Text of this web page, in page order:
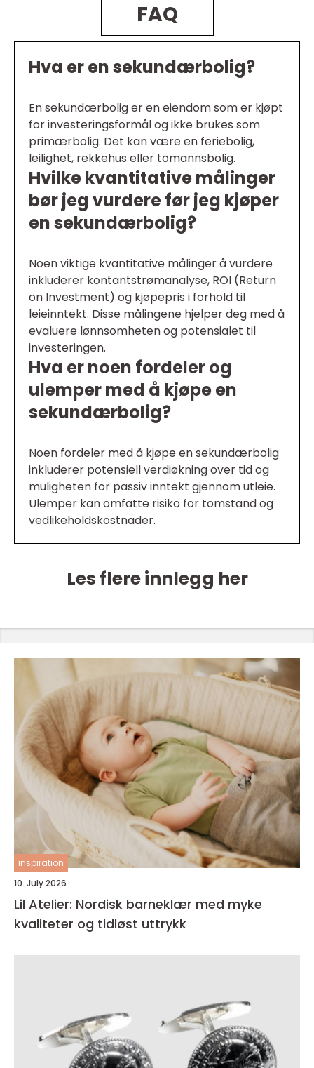
FAQ
Hva er en sekundærbolig?
En sekundærbolig er en eiendom som er kjøpt
for investeringsformål og ikke brukes som
primærbolig. Det kan være en feriebolig,
leilighet, rekkehus eller tomannsbolig.
Hvilke kvantitative målinger
bør jeg vurdere før jeg kjøper
en sekundærbolig?
Noen viktige kvantitative målinger å vurdere
inkluderer kontantstrømanalyse, ROI (Return
on Investment) og kjøpepris i forhold til
leieinntekt. Disse målingene hjelper deg med å
evaluere lønnsomheten og potensialet til
investeringen.
Hva er noen fordeler og
ulemper med å kjøpe en
sekundærbolig?
Noen fordeler med å kjøpe en sekundærbolig
inkluderer potensiell verdiøkning over tid og
muligheten for passiv inntekt gjennom utleie.
Ulemper kan omfatte risiko for tomstand og
vedlikeholdskostnader.
Les flere innlegg her
inspiration
10. July 2026
Lil Atelier: Nordisk barneklær med myke
kvaliteter og tidløst uttrykk